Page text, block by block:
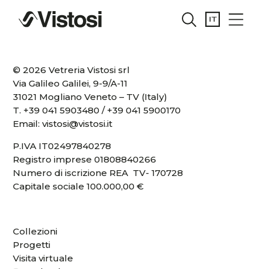
© 2026 Vetreria Vistosi srl
Via Galileo Galilei, 9-9/A-11
31021 Mogliano Veneto – TV (Italy)
T. +39 041 5903480 / +39 041 5900170
Email:vistosi@vistosi.it
P.IVA IT02497840278
Registro imprese 01808840266
Numero di iscrizione REA TV- 170728
Capitale sociale 100.000,00 €
Collezioni
Progetti
Visita virtuale